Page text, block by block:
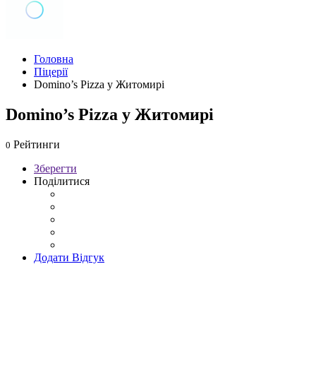
Головна
Піцерії
Domino’s Pizza у Житомирі
Domino’s Pizza у Житомирі
0 Рейтинги
Зберегти
Поділитися
Додати Відгук